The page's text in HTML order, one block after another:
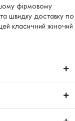
фірмовому
швидку доставку по
класичний жіночий